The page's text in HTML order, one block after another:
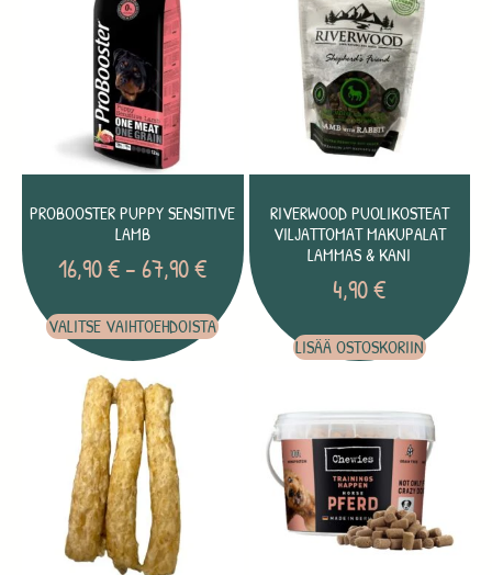
PROBOOSTER PUPPY SENSITIVE
LAMB
16,90€– 67,90€
VALITSE VAIHTOEHDOISTA
RIVERWOOD PUOLIKOSTEAT
VILJATTOMAT MAKUPALAT
LAMMAS & KANI
4,90€
LISÄÄ OSTOSKORIIN